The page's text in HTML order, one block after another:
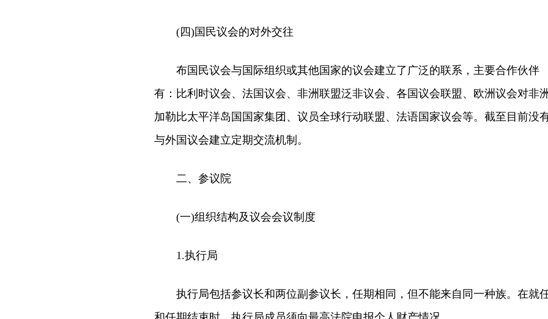
(四)国民议会的对外交往
布国民议会与国际组织或其他国家的议会建立了广泛的联系，主要合作伙伴
有：比利时议会、法国议会、非洲联盟泛非议会、各国议会联盟、欧洲议会对非洲
加勒比太平洋岛国国家集团、议员全球行动联盟、法语国家议会等。截至目前没
与外国议会建立定期交流机制。
二、参议院
(一)组织结构及议会会议制度
1.执行局
执行局包括参议长和两位副参议长，任期相同，但不能来自同一种族。在就